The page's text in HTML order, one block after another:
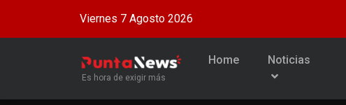
Viernes 7 Agosto 2026
Es hora de exigir más
Home Noticias